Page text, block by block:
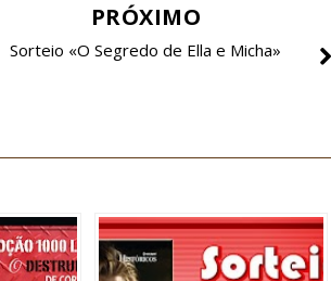
PRÓXIMO
Sorteio «O Segredo de Ella e Micha»